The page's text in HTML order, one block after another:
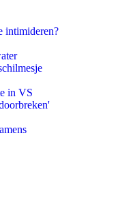
intimideren?
in VS